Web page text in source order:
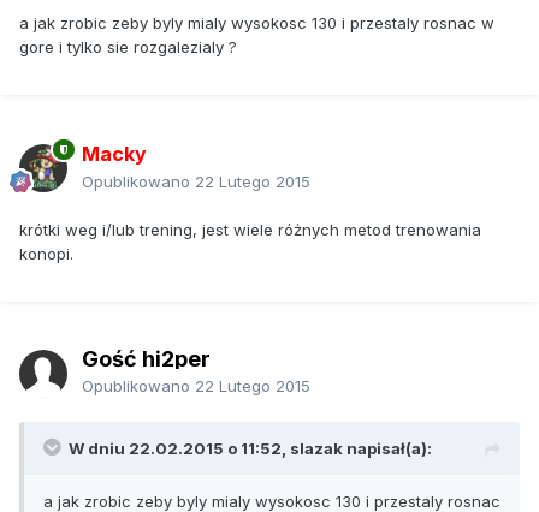
a jak zrobic zeby byly mialy wysokosc 130 i przestaly rosnac w
gore i tylko sie rozgalezialy ?
Macky
Opublikowano 22 Lutego 2015
krótki weg i/lub trening, jest wiele różnych metod trenowania
konopi.
Gość hi2per
Opublikowano 22 Lutego 2015
W dniu 22.02.2015 o 11:52, slazak napisał(a):
a jak zrobic zeby byly mialy wysokosc 130 i przestaly rosnac